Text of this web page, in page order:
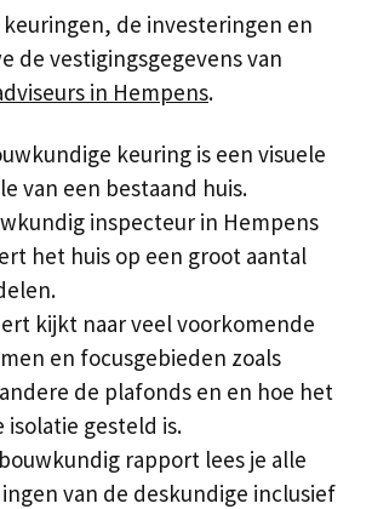
de investeringen en
de vestigingsgegevens van
in Hempens.
keuring is een visuele
van een bestaand huis.
inspecteur in Hempens
het huis op een groot aantal
kijkt naar veel voorkomende
en focusgebieden zoals
de plafonds en en hoe het
isolatie gesteld is.
rapport lees je alle
van de deskundige inclusief